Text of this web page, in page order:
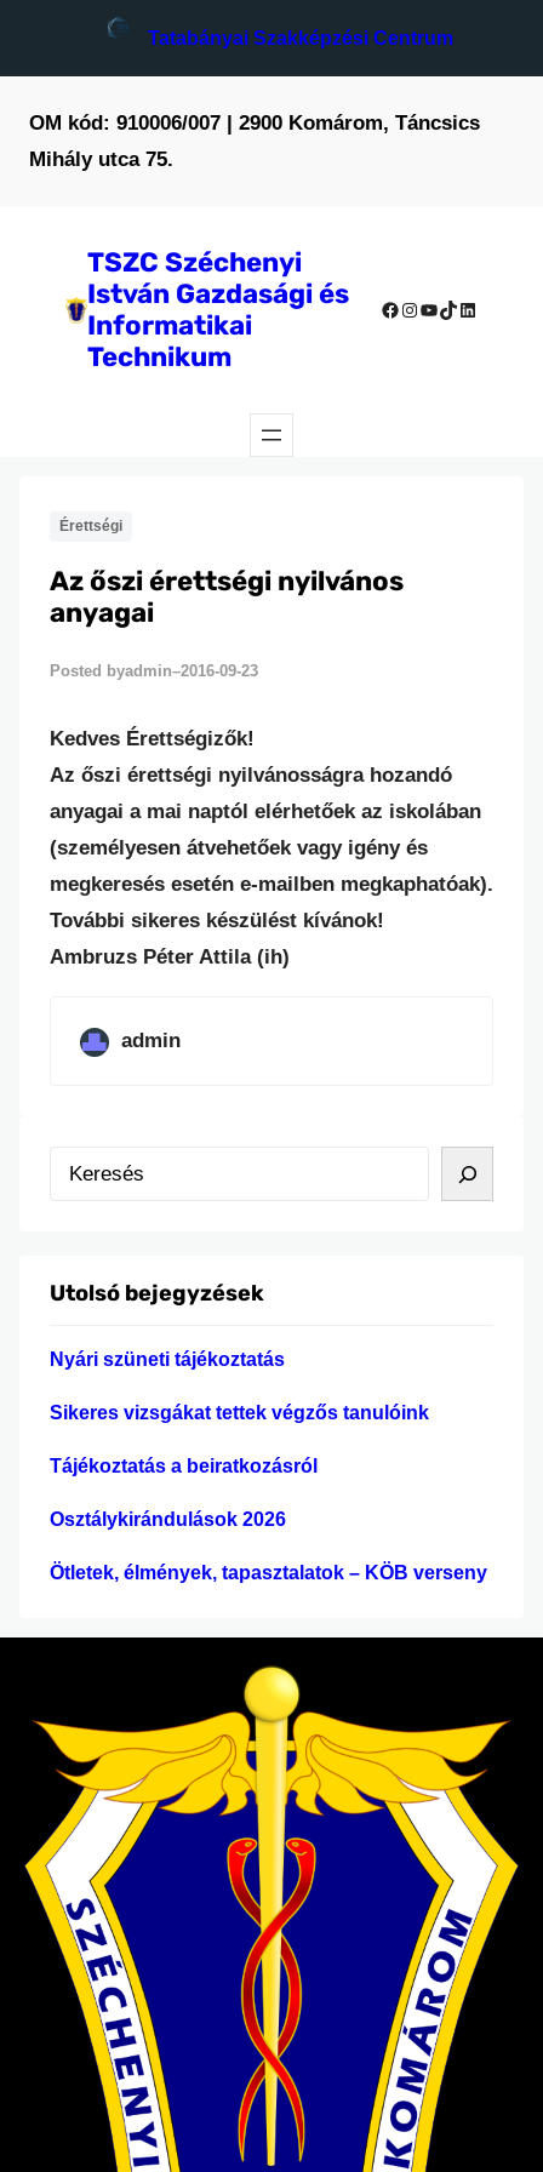
Tatabányai Szakképzési Centrum
OM kód: 910006/007 | 2900 Komárom, Táncsics
Mihály utca 75.
TSZC Széchenyi
István Gazdasági és
Informatikai
Technikum
Facebook
Instagram
YouTube
TikTok
LinkedIn
Érettségi
Az őszi érettségi nyilvános
anyagai
Posted byadmin–2016-09-23
Kedves Érettségizők!
Az őszi érettségi nyilvánosságra hozandó
anyagai a mai naptól elérhetőek az iskolában
(személyesen átvehetőek vagy igény és
megkeresés esetén e-mailben megkaphatóak).
További sikeres készülést kívánok!
Ambruzs Péter Attila (ih)
admin
s
Utolsó bejegyzések
Nyári szüneti tájékoztatás
Sikeres vizsgákat tettek végzős tanulóink
Tájékoztatás a beiratkozásról
Osztálykirándulások 2026
Ötletek, élmények, tapasztalatok – KÖB verseny